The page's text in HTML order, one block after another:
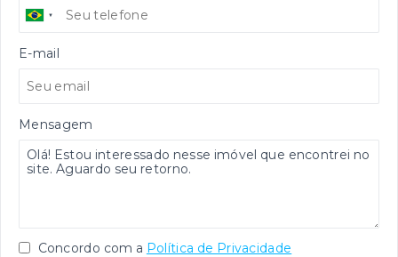
E-mail
Mensagem
Concordo com a Política de Privacidade